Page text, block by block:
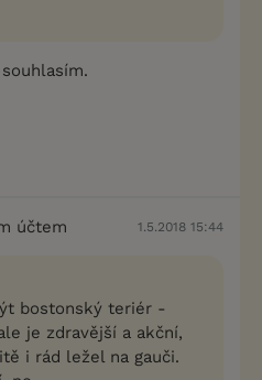
účtem 1.5.2018 15:44
bostonský teriér -
je zdravější a akční,
i rád ležel na gauči.